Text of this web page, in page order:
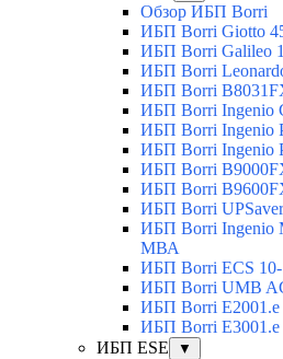
Обзор ИБП Borri
ИБП Borri Giotto
ИБП Borri Galileo
ИБП Borri
ИБП Borri
ИБП Borri Ingenio
ИБП Borri Ingenio
ИБП Borri Ingenio
ИБП Borri
ИБП Borri
ИБП Borri
ИБП Borri Ingenio
МВА
ИБП Borri ECS
ИБП Borri UMB
ИБП Borri
ИБП Borri
ИБП ESE
▼